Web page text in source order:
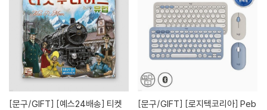
[문구/GIFT] [문구/GIFT]